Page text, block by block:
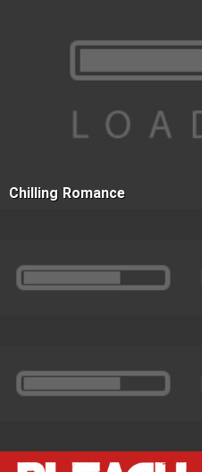
Chilling Romance